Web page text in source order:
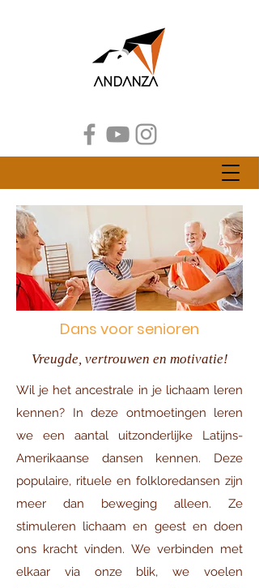
Dans voor senioren
Vreugde, vertrouwen en motivatie!
Wil je het ancestrale in je lichaam leren
kennen? In deze ontmoetingen leren
we een aantal uitzonderlijke Latijns-
Amerikaanse dansen kennen. Deze
populaire, rituele en folkloredansen zijn
meer dan beweging alleen. Ze
stimuleren lichaam en geest en doen
ons kracht vinden. We verbinden met
elkaar via onze blik, we voelen